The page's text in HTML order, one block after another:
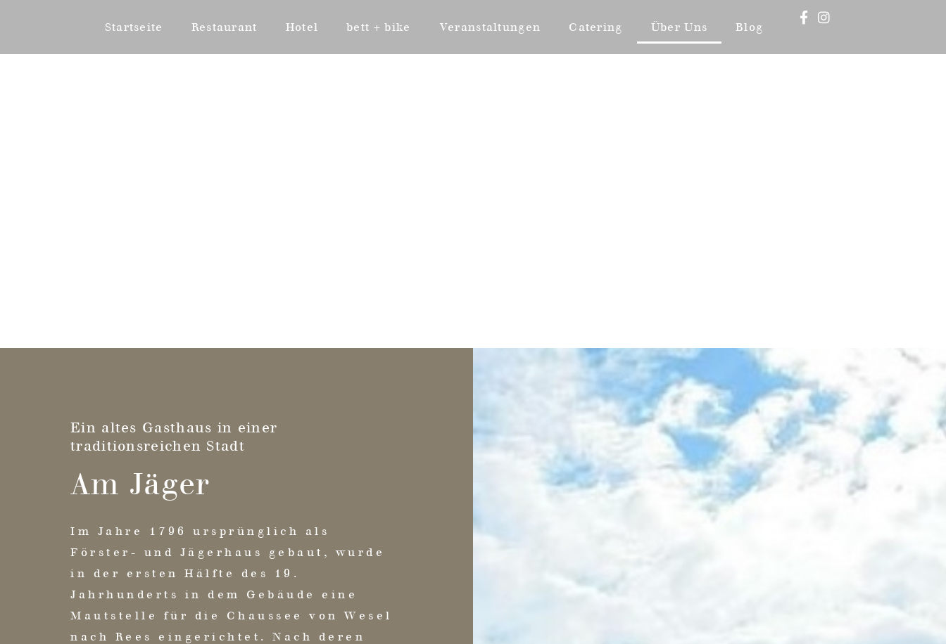
Startseite Restaurant Hotel bett + bike Veranstaltungen Catering Über Uns Blog
Ein altes Gasthaus in einer
traditionsreichen Stadt
Am Jäger
Im Jahre 1796 ursprünglich als
Förster- und Jägerhaus gebaut, wurde
in der ersten Hälfte des 19.
Jahrhunderts in dem Gebäude eine
Mautstelle für die Chaussee von Wesel
nach Rees eingerichtet. Nach deren